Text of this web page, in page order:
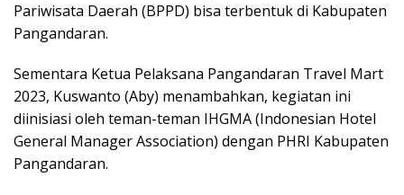
Pariwisata Daerah (BPPD) bisa terbentuk di Kabupaten
Pangandaran.
Sementara Ketua Pelaksana Pangandaran Travel Mart
2023, Kuswanto (Aby) menambahkan, kegiatan ini
diinisiasi oleh teman-teman IHGMA (Indonesian Hotel
General Manager Association) dengan PHRI Kabupaten
Pangandaran.